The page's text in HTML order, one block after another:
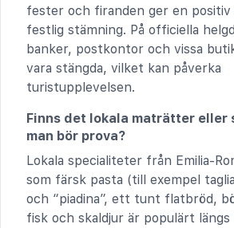
fester och firanden ger en positiv
festlig stämning. På officiella
banker, postkontor och vissa
vara stängda, vilket kan påverka
turistupplevelsen.
Finns det lokala maträtter
man bör prova?
Lokala specialiteter från Emilia-
som färsk pasta (till exempel
och “piadina”, ett tunt flatbröd,
fisk och skaldjur är populärt längs